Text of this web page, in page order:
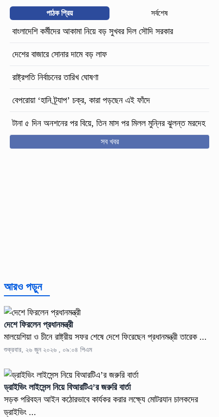
পাঠক প্রিয় সর্বশেষ
বাংলাদেশি কর্মীদের আকামা নিয়ে বড় সুখবর দিল সৌদি সরকার
দেশের বাজারে সোনার দামে বড় লাফ
রাষ্ট্রপতি নির্বাচনের তারিখ ঘোষণা
বেপরোয়া ‘হানি ট্র্যাপ’ চক্র, কারা পড়ছেন এই ফাঁদে
টানা ৫ দিন অনশনের পর বিয়ে, তিন মাস পর মিলল মুন্নির ঝুলন্ত মরদেহ
সব খবর
আরও পড়ুন
দেশে ফিরলেন প্রধানমন্ত্রী
মালয়েশিয়া ও চীনে রাষ্ট্রীয় সফর শেষে দেশে ফিরেছেন প্রধানমন্ত্রী তারেক ...
শুক্রবার, ২৬ জুন ২০২৬ , ০৯:০৪ পিএম
ড্রাইভিং লাইসেন্স নিয়ে বিআরটিএ’র জরুরি বার্তা
সড়ক পরিবহন আইন কঠোরভাবে কার্যকর করার লক্ষ্যে মোটরযান চালকদের
ড্রাইভিং ...